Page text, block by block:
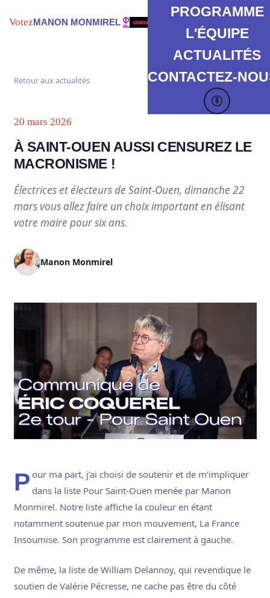
VotezMANON MONMIREL
PROGRAMME
L'ÉQUIPE
ACTUALITÉS
CONTACTEZ-
Retour aux actualités
20 mars 2026
À SAINT-OUEN AUSSI CENSUREZ LE
MACRONISME !
Électrices et électeurs de Saint-Ouen, dimanche 22
mars vous allez faire un choix important en élisant
votre maire pour six ans.
Manon Monmirel
Pour ma part, j’ai choisi de soutenir et de m’impliquer dans la liste Pour Saint-Ouen menée par Manon
Monmirel. Notre liste affiche la couleur en étant
notamment soutenue par mon mouvement, La France
Insoumise. Son programme est clairement à gauche.
De même, la liste de William Delannoy, qui revendique le
soutien de Valérie Pécresse, ne cache pas être du côté